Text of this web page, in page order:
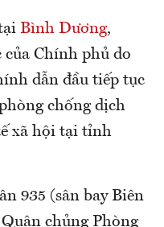
Bình Dương,
Chính phủ do
dẫn đầu tiếp tục
chống dịch
xã hội tại tỉnh
935 (sân bay Biên
chủng Phòng